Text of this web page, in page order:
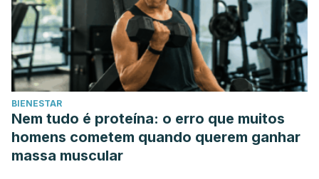
Ocaña, A., & Reglero, G. (2012). Effects of Thyme Extract
Oils (from Thymus vulgaris, Thymus zygis, and Thymus
hyemalis) on Cytokine Production and Gene Expression of
oxLDL-Stimulated THP-1-Macrophages. Journal of
obesity,2012, 104706. https://doi.org/10.1155/2012/104706
Mitoshi M, Kuriyama I, Nakayama H, Miyazato H, Sugimoto
K, Kobayashi Y, Jippo T, Kuramochi K, Yoshida H,
Mizushina Y. Suppression of allergic and inflammatory
BIENESTAR
Nem tudo é proteína: o erro que muitos
homens cometem quando querem ganhar
massa muscular